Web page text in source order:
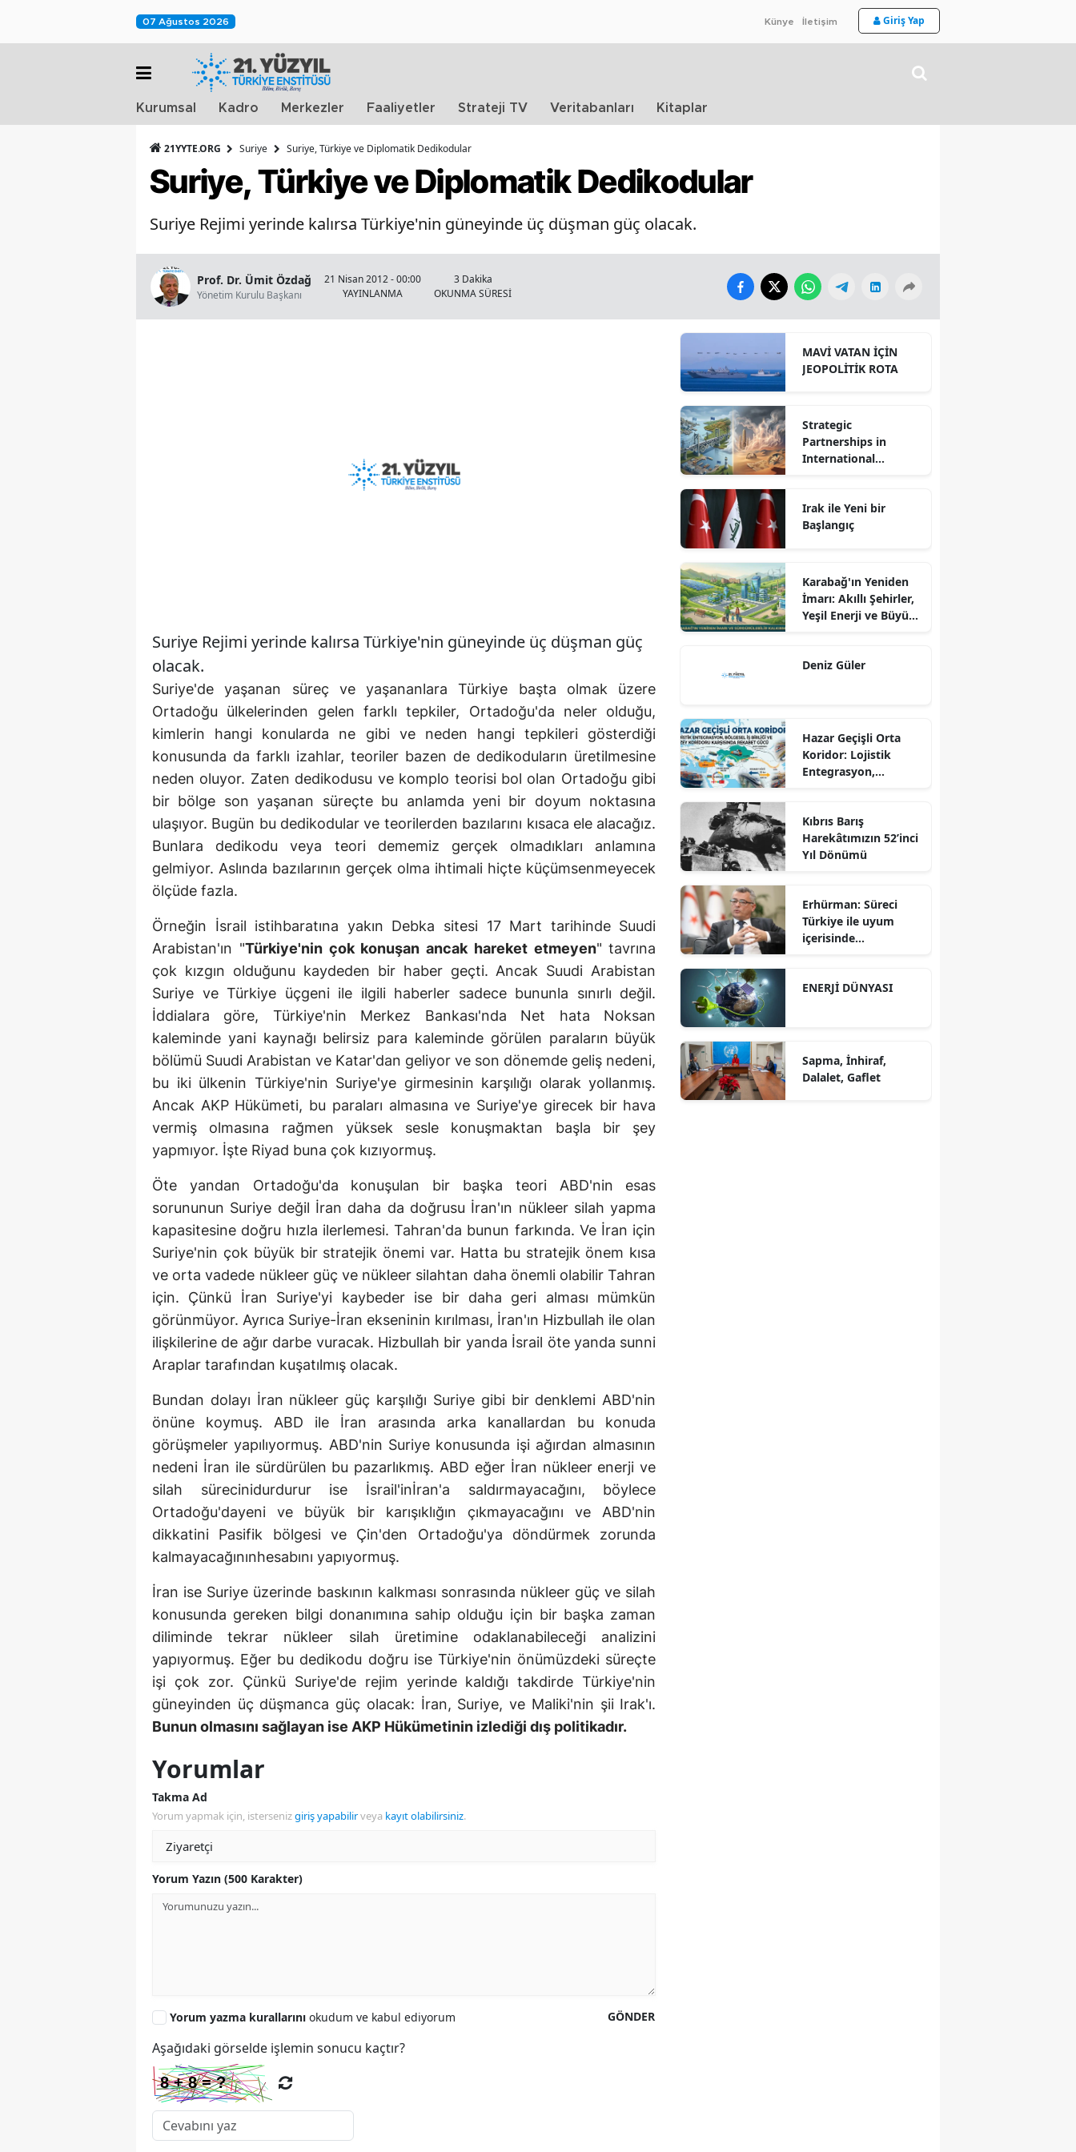
07 Ağustos 2026 Künye İletişim Giriş Yap
Kurumsal Kadro Merkezler Faaliyetler Strateji TV Veritabanları Kitaplar
21YYTE.ORG Suriye Suriye, Türkiye ve Diplomatik Dedikodular
Suriye, Türkiye ve Diplomatik Dedikodular
Suriye Rejimi yerinde kalırsa Türkiye'nin güneyinde üç düşman güç olacak.
Prof. Dr. Ümit Özdağ
Yönetim Kurulu Başkanı
21 Nisan 2012 - 00:00
YAYINLANMA
3 Dakika
OKUNMA SÜRESİ
Suriye Rejimi yerinde kalırsa Türkiye'nin güneyinde üç düşman güç
olacak.
Suriye'de yaşanan süreç ve yaşananlara Türkiye başta olmak üzere
Ortadoğu ülkelerinden gelen farklı tepkiler, Ortadoğu'da neler olduğu,
kimlerin hangi konularda ne gibi ve neden hangi tepkileri gösterdiği
konusunda da farklı izahlar, teoriler bazen de dedikoduların üretilmesine
neden oluyor. Zaten dedikodusu ve komplo teorisi bol olan Ortadoğu gibi
bir bölge son yaşanan süreçte bu anlamda yeni bir doyum noktasına
ulaşıyor. Bugün bu dedikodular ve teorilerden bazılarını kısaca ele alacağız.
Bunlara dedikodu veya teori dememiz gerçek olmadıkları anlamına
gelmiyor. Aslında bazılarının gerçek olma ihtimali hiçte küçümsenmeyecek
ölçüde fazla.
Örneğin İsrail istihbaratına yakın Debka sitesi 17 Mart tarihinde Suudi
Arabistan'ın "Türkiye'nin çok konuşan ancak hareket etmeyen" tavrına
çok kızgın olduğunu kaydeden bir haber geçti. Ancak Suudi Arabistan
Suriye ve Türkiye üçgeni ile ilgili haberler sadece bununla sınırlı değil.
İddialara göre, Türkiye'nin Merkez Bankası'nda Net hata Noksan
kaleminde yani kaynağı belirsiz para kaleminde görülen paraların büyük
bölümü Suudi Arabistan ve Katar'dan geliyor ve son dönemde geliş nedeni,
bu iki ülkenin Türkiye'nin Suriye'ye girmesinin karşılığı olarak yollanmış.
Ancak AKP Hükümeti, bu paraları almasına ve Suriye'ye girecek bir hava
vermiş olmasına rağmen yüksek sesle konuşmaktan başla bir şey
yapmıyor. İşte Riyad buna çok kızıyormuş.
Öte yandan Ortadoğu'da konuşulan bir başka teori ABD'nin esas
sorununun Suriye değil İran daha da doğrusu İran'ın nükleer silah yapma
kapasitesine doğru hızla ilerlemesi. Tahran'da bunun farkında. Ve İran için
Suriye'nin çok büyük bir stratejik önemi var. Hatta bu stratejik önem kısa
ve orta vadede nükleer güç ve nükleer silahtan daha önemli olabilir Tahran
için. Çünkü İran Suriye'yi kaybeder ise bir daha geri alması mümkün
görünmüyor. Ayrıca Suriye-İran ekseninin kırılması, İran'ın Hizbullah ile olan
ilişkilerine de ağır darbe vuracak. Hizbullah bir yanda İsrail öte yanda sunni
Araplar tarafından kuşatılmış olacak.
Bundan dolayı İran nükleer güç karşılığı Suriye gibi bir denklemi ABD'nin
önüne koymuş. ABD ile İran arasında arka kanallardan bu konuda
görüşmeler yapılıyormuş. ABD'nin Suriye konusunda işi ağırdan almasının
nedeni İran ile sürdürülen bu pazarlıkmış. ABD eğer İran nükleer enerji ve
silah sürecinidurdurur ise İsrail'inİran'a saldırmayacağını, böylece
Ortadoğu'dayeni ve büyük bir karışıklığın çıkmayacağını ve ABD'nin
dikkatini Pasifik bölgesi ve Çin'den Ortadoğu'ya döndürmek zorunda
kalmayacağınınhesabını yapıyormuş.
İran ise Suriye üzerinde baskının kalkması sonrasında nükleer güç ve silah
konusunda gereken bilgi donanımına sahip olduğu için bir başka zaman
diliminde tekrar nükleer silah üretimine odaklanabileceği analizini
yapıyormuş. Eğer bu dedikodu doğru ise Türkiye'nin önümüzdeki süreçte
işi çok zor. Çünkü Suriye'de rejim yerinde kaldığı takdirde Türkiye'nin
güneyinden üç düşmanca güç olacak: İran, Suriye, ve Maliki'nin şii Irak'ı.
Bunun olmasını sağlayan ise AKP Hükümetinin izlediği dış politikadır.
Yorumlar
Takma Ad
Yorum yapmak için, istersenizgiriş yapabilirveya kayıt olabilirsiniz.
Yorum Yazın (500 Karakter)
GÖNDER
Yorum yazma kurallarını okudum ve kabul ediyorum
Aşağıdaki görselde işlemin sonucu kaçtır?
MAVİ VATAN İÇİN
JEOPOLİTİK ROTA
Strategic
Partnerships in
International
Irak ile Yeni bir
Başlangıç
Karabağ'ın Yeniden
İmarı: Akıllı Şehirler,
Yeşil Enerji ve Büyük
Sürdürülebilir
Deniz Güler
Hazar Geçişli Orta
Koridor: Lojistik
Entegrasyon,
Karşısında Rekabet
Gücü
Kıbrıs Barış
Harekâtımızın 52’inci
Yıl Dönümü
Erhürman: Süreci
Türkiye ile uyum
içerisinde
ENERJİ DÜNYASI
Sapma, İnhiraf,
Dalalet, Gaflet